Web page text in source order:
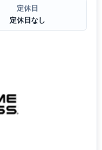
定休日
定休日なし